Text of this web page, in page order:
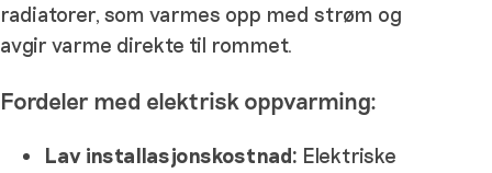
radiatorer, som varmes opp med strøm og
avgir varme direkte til rommet.
Fordeler med elektrisk oppvarming:
Lav installasjonskostnad: Elektriske